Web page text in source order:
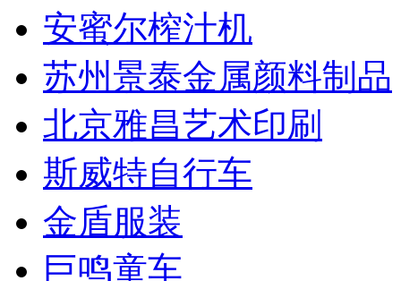
安蜜尔榨汁机
苏州景泰金属颜料制品
北京雅昌艺术印刷
斯威特自行车
金盾服装
巨鸣童车